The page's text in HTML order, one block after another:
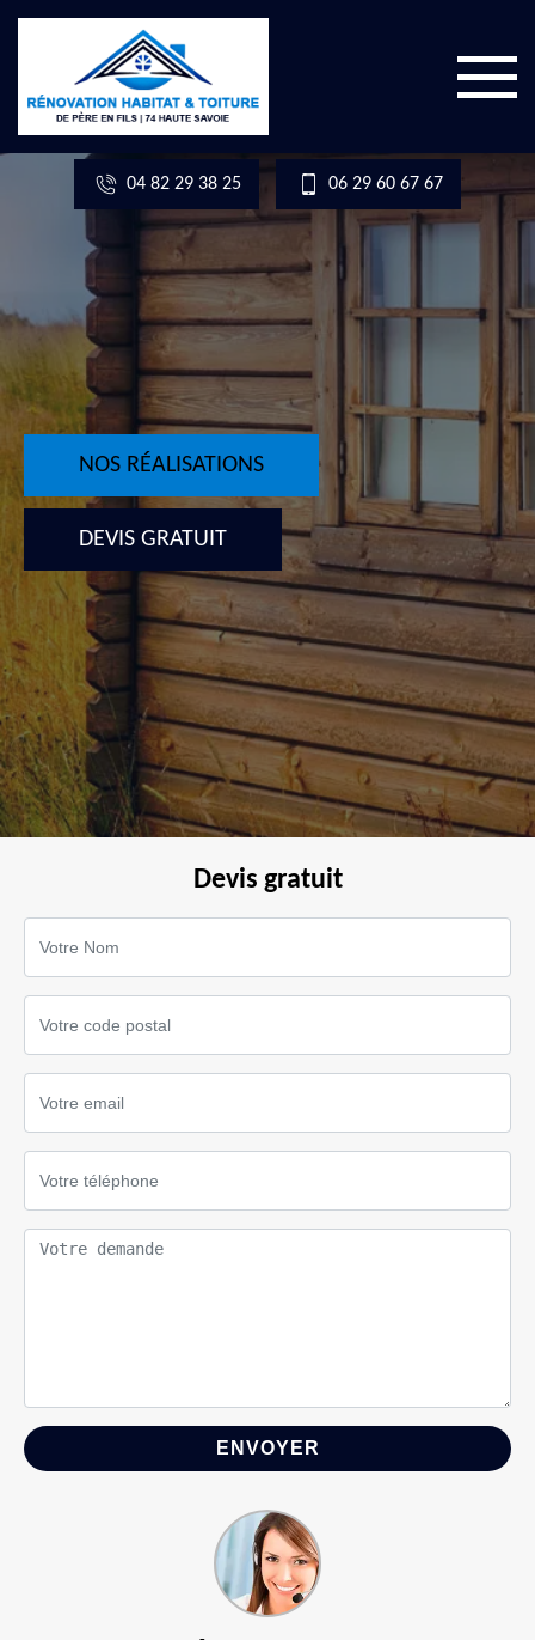
04 82 29 38 25 06 29 60 67 67
NOS RÉALISATIONS
DEVIS GRATUIT
Devis gratuit